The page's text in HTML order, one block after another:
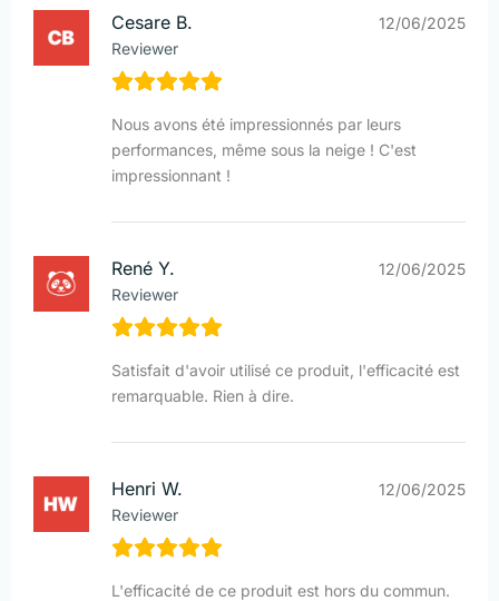
Cesare B.
Reviewer
12/06/2025
Nous avons été impressionnés par leurs
performances, même sous la neige ! C'est
impressionnant !
René Y.
Reviewer
12/06/2025
Satisfait d'avoir utilisé ce produit, l'efficacité est
remarquable. Rien à dire.
Henri W.
Reviewer
12/06/2025
L'efficacité de ce produit est hors du commun.